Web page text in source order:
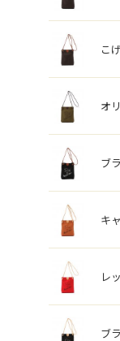
こ
オ
ブ
キ
レ
ブ